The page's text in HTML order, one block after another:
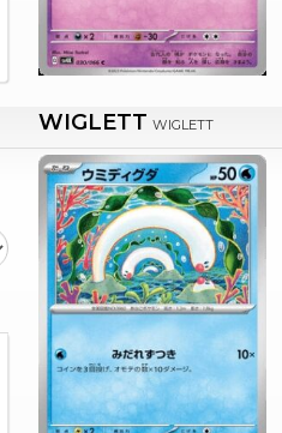
WIGLETT WIGLETT